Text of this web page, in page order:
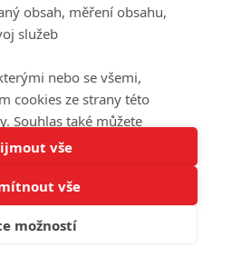
cookies.
obsah, měření obsahu,
služeb
nebo se všemi,
cookies ze strany této
Souhlas také můžete
případě vám na stránce
personalizované funkce.
budou vztahovat pouze na
nastavení a odvolání
změnit na stránce s
vše
vše
možností